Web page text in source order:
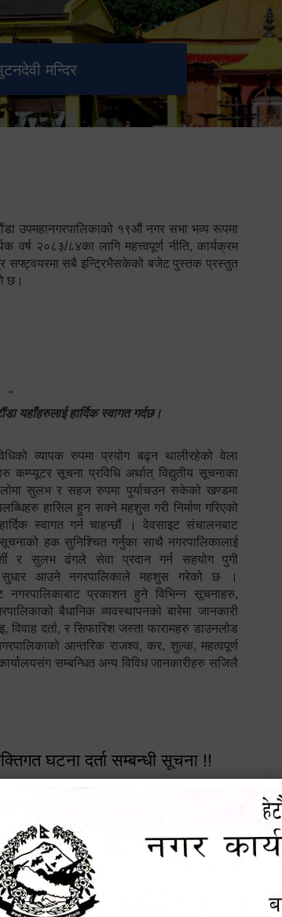
मन्दिर
स्मारक
नगर
कार्यालय
देखिएको दृश्य
उपमहानगरपालिकाको १९औं नगर सभा भव्य रूपमा
२०८३/८४का लागि महत्त्वपूर्ण नीति, कार्यक्रम
सफ्ट्वयरमा सबै इन्ट्रिभैसकेको बजेट पुस्तक प्रस्तुत
छ।
यहाँहरुलाई हार्दिक स्वागत गर्दछ।
व्यापक रुपमा प्रयोग बढ्न थालीरहेको वेला
कम्प्यूटर सूचना प्रविधि अर्थात् विद्युतीय सूचनाका
सुलभ र सहज रुपमा पुर्याचउन सकेको खण्डमा
हासिल हुन सक्ने महशुस गरी निर्माण गरिएको
स्वागत गर्न चाहन्छौं । वेवसाइट संचालनबाट
हक सुनिश्चित गर्नुका साथै नगरपालिकालाई
र सुलभ ढंगले सेवा प्रदान गर्न सहयोग पुगी
सुधार आउने नगरपालिकाले महशुस गरेको छ ।
नगरपालिकाबाट प्रकाशन हुने विभिन्न सूचनाहरु,
बैधानिक व्यवस्थापनको बारेमा जानकारी
दर्ता, र सिफारिश जस्ता फारामहरु डाउनलोड
आन्तरिक राजश्व, कर, शुल्क, महत्वपूर्ण
सम्बन्धित अन्य विविध जानकारीहरु सजिलै
घटना दर्ता सम्बन्धी सूचना !!
मार्फत व्यक्तिगत घटना दर्ता सम्बन्धी सूचना !!